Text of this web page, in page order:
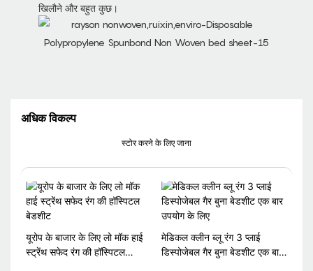
खिलौने और बहुत कुछ।
अधिक विकल्प
स्टोर करने के लिए जाना
यूरोप के बाजार के लिए लो मॉक हाई
स्ट्रेंथ सफेद रंग की हॉस्पिटल
मेडिकल क्लीन ब्लू रंग 3 प्लाई
डिस्पोजेबल गैर बुना बेडशीट एक बार